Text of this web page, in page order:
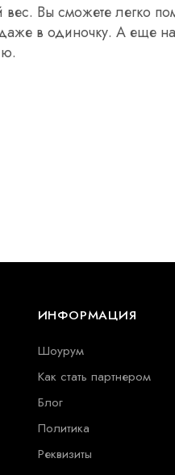
Вы сможете легко
в одиночку. А еще
ИНФОРМАЦИЯ
Шоурум
Как стать партнером
Блог
Политика
Реквизиты